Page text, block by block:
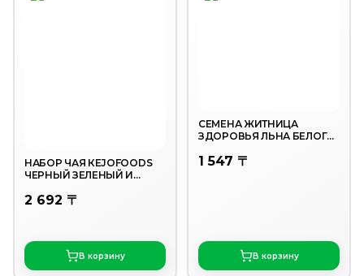
НАБОР ЧАЯ КEJOFOODS
ЧЕРНЫЙ ЗЕЛЕНЫЙ И
2 692 〒
В корзину
СЕМЕНА ЖИТНИЦА
ЗДОРОВЬЯ ЛЬНА БЕЛОГО
1 547 〒
В корзину